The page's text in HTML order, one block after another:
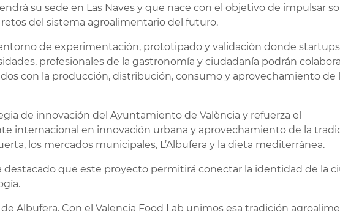
su sede en Las Naves y que nace con el objetivo de impulsar
del sistema agroalimentario del futuro.
de experimentación, prototipado y validación donde
profesionales de la gastronomía y ciudadanía podrán
con la producción, distribución, consumo y aprovechamiento de
de innovación del Ayuntamiento de València y refuerza el
internacional en innovación urbana y aprovechamiento de la
los mercados municipales, L’Albufera y la dieta mediterránea.
destacado que este proyecto permitirá conectar la identidad de la
Albufera. Con el Valencia Food Lab unimos esa tradición